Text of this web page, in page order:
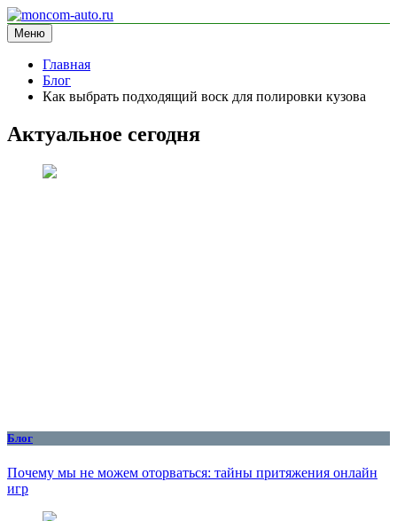
Перейти
к
содержимому
moncom-auto.ru
блог про автомобили
Меню
Главная
Блог
Как выбрать подходящий воск для полировки кузова
Актуальное сегодня
Блог
Почему мы не можем оторваться: тайны притяжения онлайн
игр